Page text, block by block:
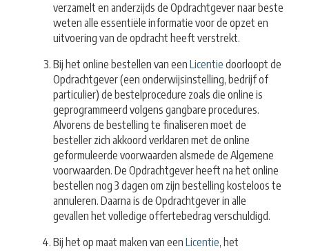
verzamelt en anderzijds de Opdrachtgever naar beste
weten alle essentiële informatie voor de opzet en
uitvoering van de opdracht heeft verstrekt.
Bij het online bestellen van een Licentie doorloopt de
Opdrachtgever (een onderwijsinstelling, bedrijf of
particulier) de bestelprocedure zoals die online is
geprogrammeerd volgens gangbare procedures.
Alvorens de bestelling te finaliseren moet de
besteller zich akkoord verklaren met de online
geformuleerde voorwaarden alsmede de Algemene
voorwaarden. De Opdrachtgever heeft na het online
bestellen nog 3 dagen om zijn bestelling kosteloos te
annuleren. Daarna is de Opdrachtgever in alle
gevallen het volledige offertebedrag verschuldigd.
Bij het op maat maken van een Licentie, het